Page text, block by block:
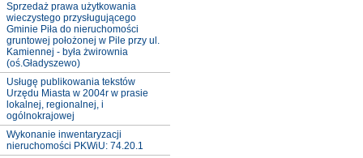
Sprzedaż prawa użytkowania
wieczystego przysługującego
Gminie Piła do nieruchomości
gruntowej położonej w Pile przy ul.
Kamiennej - była żwirownia
(oś.Gładyszewo)
Usługę publikowania tekstów
Urzędu Miasta w 2004r w prasie
lokalnej, regionalnej, i
ogólnokrajowej
Wykonanie inwentaryzacji
nieruchomości PKWiU: 74.20.1